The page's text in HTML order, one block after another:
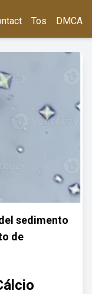
Tos DMCA
sedimento
de